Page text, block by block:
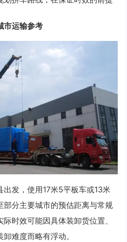
市运输参考
出发，使用17米5平板车或13米
部分主要城市的预估距离与常规
时效可能因具体装卸货位置、
难度而略有浮动。